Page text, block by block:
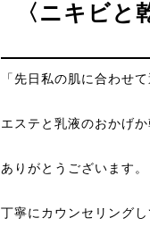
〈ニキビ
「先日私の肌に合わせ
エステと乳液のおかげ
ありがとうございます。
丁寧にカウンセリング